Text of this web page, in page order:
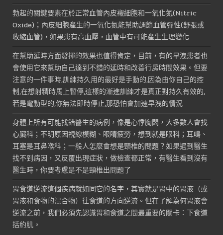
勃起的關鍵要素在於正常血管內皮襯細胞和一氧化氮(Nitric
Oxide)；內皮細胞產生的一氧化氮能幫助調節血管彈性(舒張或
收縮血管)，如果患有高血壓，血管中有可能產生生理變化
在幫助延時方面發揮的效果也值得肯定，目前，有的早洩患者也
會使用它來幫助自己達到不錯的延時和改善行房時間效果。但要
注意的一件事時,訓練持久用的最好是手動的,因為由你自己的控
制,在想射精時馬上暫停,這樣的漸進訓練才是真正對持久有效的,
若是電動型的,你無法即時停止,那恐怕會加速早洩的情況
身體上所有可能找錯醫生的病例，像是心悸胸悶，大多數人會找
心臟科；不明原因視線模糊、眼睛疲勞，想到就是眼科；耳鳴、
耳塞是耳鼻喉科；一般人怎麼會想是頸椎的問題？如果遇到醫生
找不到病因，又反覆出現症狀，做檢查都正常，有醫生看到沒有
醫生時，你要考慮是不是頸椎出問題了
胃食道逆流這個疾病就如同它的名字，其實就是胃中的胃液（或
胃液和食物的混合物）往食道的方向逆流。但在了解為何胃液會
逆流之前，我們必須先認識胃和食道之間最重要的關卡：下食道
括約肌。